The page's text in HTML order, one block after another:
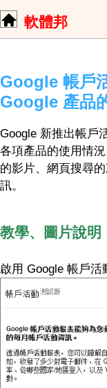
軟體邦
Google 帳戶
Google 產品
Google 新推出帳戶
各項產品的使用情
的影片、網頁搜尋
訊。
教學、圖片說明
啟用 Google 帳戶活